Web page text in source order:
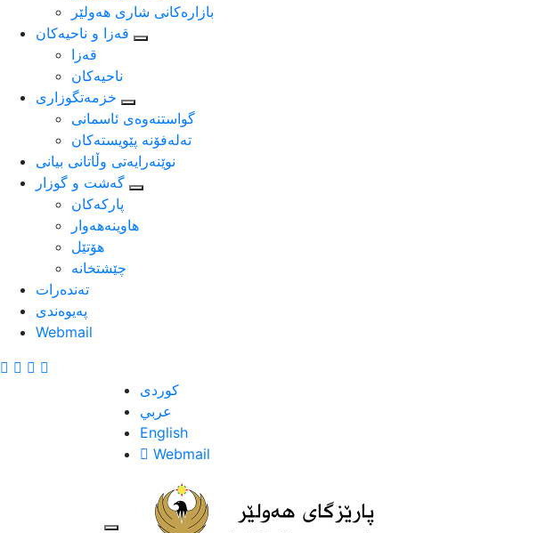
بازارەکانی شاری هەولێر
قه‌زا و ناحیه‌كان
قه‌زا
ناحیه‌كان
خزمه‌تگوزاری
گواستنه‌وه‌ی ئاسمانی
ته‌له‌فۆنه‌ پێویسته‌كان
نوێنه‌رایه‌تی وڵاتانی بیانی
گەشت و گوزار
پارکەکان
هاوینەهەوار
هۆتێل
چێشتخانە
ته‌نده‌رات
په‌یوه‌ندی
Webmail
كوردى
عربي
English
Webmail